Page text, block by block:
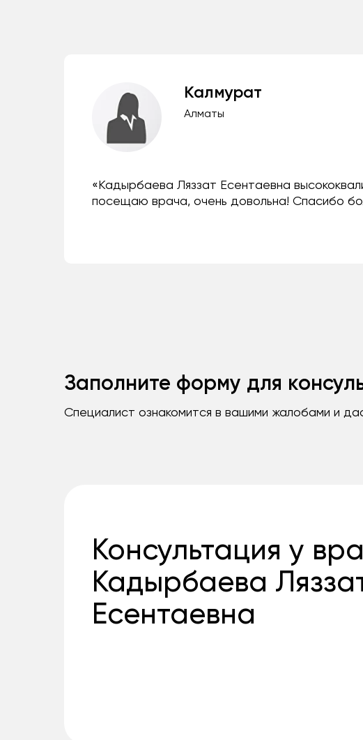
Калмурат
Алматы
«Кадырбаева Ляззат Есентаевна
посещаю врача, очень довольна! Спасибо
Заполните форму для
Специалист ознакомится в вашими жалобами и
Консультация у
Кадырбаева
Есентаевна